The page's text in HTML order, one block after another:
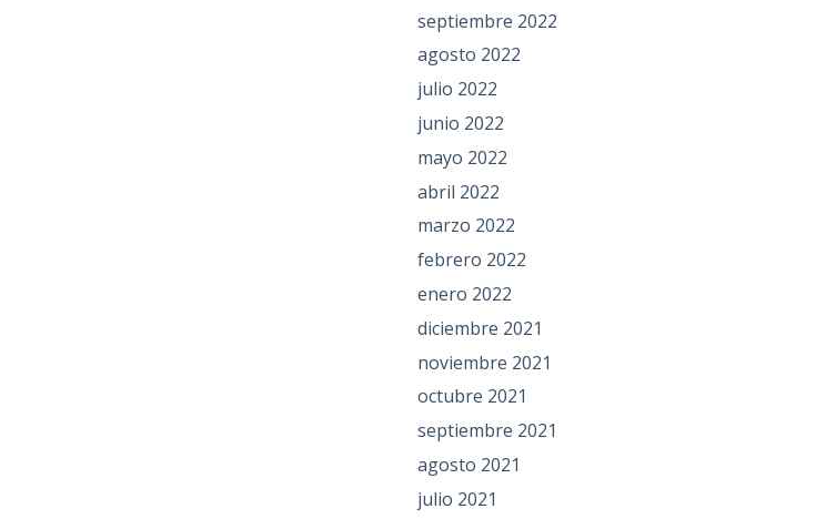
septiembre 2022
agosto 2022
julio 2022
junio 2022
mayo 2022
abril 2022
marzo 2022
febrero 2022
enero 2022
diciembre 2021
noviembre 2021
octubre 2021
septiembre 2021
agosto 2021
julio 2021